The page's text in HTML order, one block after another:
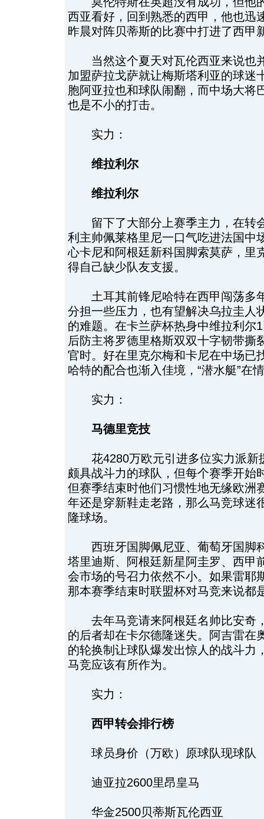
西亚看好，回到熟悉的西甲，他也迅
昨晨对阵贝蒂斯的比赛中打进了西甲
当然这个夏天对瓦伦西亚来说也
加盟萨拉戈萨就让梅斯塔利亚的球迷
胞阿亚拉也和球队闹翻，而中场大将
也是不小的打击。
实力：
维拉利尔
维拉利尔
留下了大部分上赛季主力，在转
利主帅佩莱格里尼一口气吃进法国中
心卡尼和阿根廷新科国脚索莫萨，里
得自己缺少队友支援。
土耳其前锋尼哈特在西甲闯荡多
分担一些压力，也有望解决乌拉圭人
的难题。在卡兰萨杯热身中维拉利尔
后防主将罗德里格斯双双十字韧带撕
官时。好在里克尔梅和卡尼在中场已
哈特的配合也渐入佳境，“潜水艇”在
实力：
马德里竞技
花4280万欧元引进多位实力派新
颇具战斗力的球队，但每个赛季开始
但赛季结束时他们习惯性地无缘欧洲
年还是穿新鞋走老路，那么马竞球迷
隆球场。
西班牙国脚佩尼亚、葡萄牙国脚
塔里迪斯、阿根廷新星阿圭罗、西甲
会市场的号召力依然不小。如果雷耶
那本赛季结束时联盟杯对马竞来说都
去年马竞请来阿根廷名帅比安奇
的后者却在卡尔德隆迷失。阿吉雷在
的轮换制让球队爆发出惊人的战斗力
马竞应该有所作为。
实力：
西甲转会排行榜
球员身价（万欧）原球队现球队
迪亚拉2600里昂皇马
华金2500贝蒂斯瓦伦西亚